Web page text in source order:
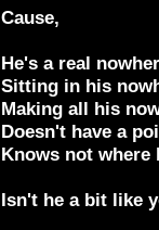
Cause,
He's a real
Sitting in his
Making all his
Doesn't have a
Knows not where
Isn't he a bit like